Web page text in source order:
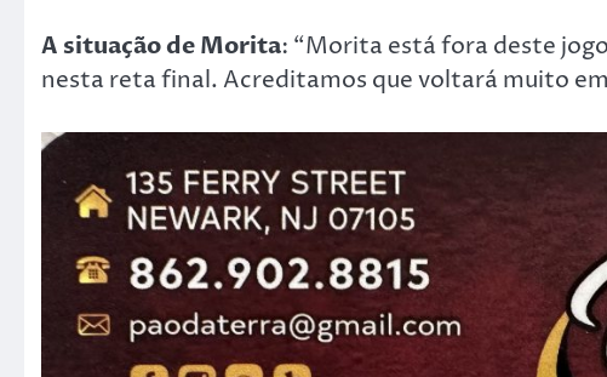
A situação de Morita: “Morita está fora deste
nesta reta final. Acreditamos que voltará muito